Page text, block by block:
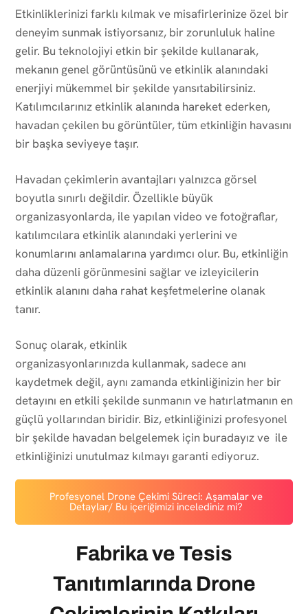
Etkinliklerinizi farklı kılmak ve misafirlerinize özel bir
deneyim sunmak istiyorsanız, bir zorunluluk haline
gelir. Bu teknolojiyi etkin bir şekilde kullanarak,
mekanın genel görüntüsünü ve etkinlik alanındaki
enerjiyi mükemmel bir şekilde yansıtabilirsiniz.
Katılımcılarınız etkinlik alanında hareket ederken,
havadan çekilen bu görüntüler, tüm etkinliğin havasını
bir başka seviyeye taşır.
Havadan çekimlerin avantajları yalnızca görsel
boyutla sınırlı değildir. Özellikle büyük
organizasyonlarda, ile yapılan video ve fotoğraflar,
katılımcılara etkinlik alanındaki yerlerini ve
konumlarını anlamalarına yardımcı olur. Bu, etkinliğin
daha düzenli görünmesini sağlar ve izleyicilerin
etkinlik alanını daha rahat keşfetmelerine olanak
tanır.
Sonuç olarak, etkinlik
organizasyonlarınızda kullanmak, sadece anı
kaydetmek değil, aynı zamanda etkinliğinizin her bir
detayını en etkili şekilde sunmanın ve hatırlatmanın en
güçlü yollarından biridir. Biz, etkinliğinizi profesyonel
bir şekilde havadan belgelemek için buradayız ve ile
etkinliğinizi unutulmaz kılmayı garanti ediyoruz.
Profesyonel Drone Çekimi Süreci: Aşamalar ve
Detaylar/ Bu içeriğimizi incelediniz mi?
Fabrika ve Tesis
Tanıtımlarında Drone